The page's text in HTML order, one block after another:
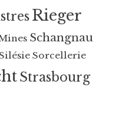
Rieger
Schangnau
Sorcellerie
Strasbourg